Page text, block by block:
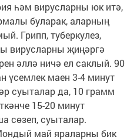
һәм вирусларны юк итә,
буларак, аларның
Грипп, туберкулез,
вирусларны җиңәргә
әллә ничә ел саклый. 90
үсемлек маен 3-4 минут
суыталар да, 10 грамм
15-20 минут
сөзеп, суыталар.
май яраларны бик